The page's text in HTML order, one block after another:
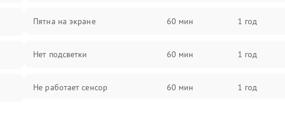
Пятна на экране 60 мин 1 год
Нет подсветки 60 мин 1 год
Не работает сенсор 60 мин 1 год